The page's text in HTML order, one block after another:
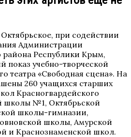
Октябрьское, при содействии
Администрации
района Республики Крым,
показ учебно-творческой
театра «Свободная сцена». На
260 учащихся старших
Красногвардейского
школы №1, Октябрьской
школы-гимназии,
школы, Амурской
и Краснознаменской школ.